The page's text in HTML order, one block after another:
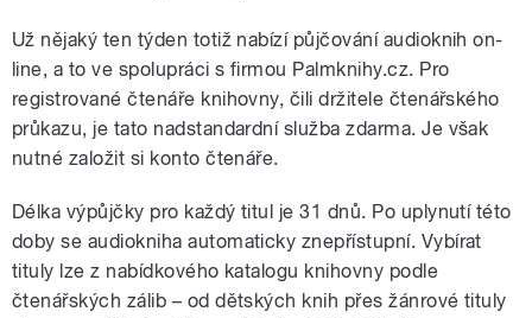
Už nějaký ten týden totiž nabízí půjčování audioknih on-
line, a to ve spolupráci s firmou Palmknihy.cz. Pro
registrované čtenáře knihovny, čili držitele čtenářského
průkazu, je tato nadstandardní služba zdarma. Je však
nutné založit si konto čtenáře.
Délka výpůjčky pro každý titul je 31 dnů. Po uplynutí této
doby se audiokniha automaticky znepřístupní. Vybírat
tituly lze z nabídkového katalogu knihovny podle
čtenářských zálib – od dětských knih přes žánrové tituly